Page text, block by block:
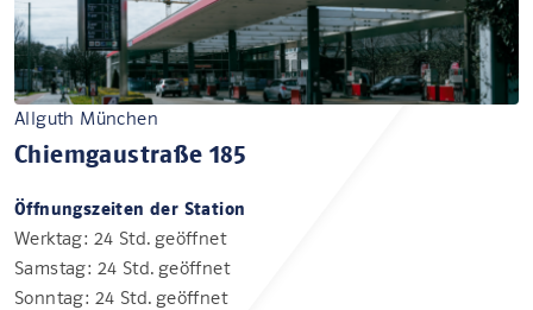
Allguth München
Chiemgaustraße 185
Öffnungszeiten der Station
Werktag: 24 Std. geöffnet
Samstag: 24 Std. geöffnet
Sonntag: 24 Std. geöffnet